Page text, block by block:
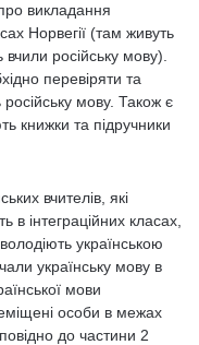
викладання
Норвегії (там живуть
російську мову).
перевіряти та
мову. Також є
книжки та підручники
вчителів, які
інтеграційних класах,
українською
українську мову в
мови
особи в межах
до частини 2